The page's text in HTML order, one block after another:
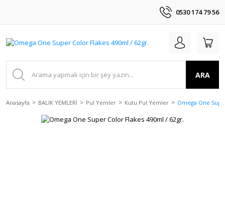
0530 174 79 56
ARA
Anasayfa BALIK YEMLERİ Pul Yemler Kutu Pul Yemler Omega One